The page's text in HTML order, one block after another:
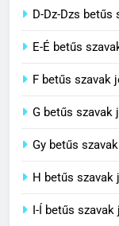
3
4
5
D-Dz-Dzs
E-É betűs
F betűs szavak
G betűs szavak
Gy betűs
H betűs szavak
I-Í betűs szavak